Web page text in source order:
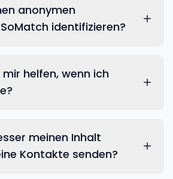
anonymen
identifizieren?
helfen, wenn ich
meinen Inhalt
Kontakte senden?